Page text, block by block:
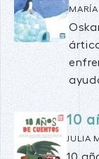
10
JULIA
10